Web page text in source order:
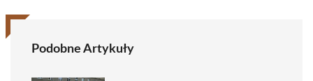
Podobne Artykuły